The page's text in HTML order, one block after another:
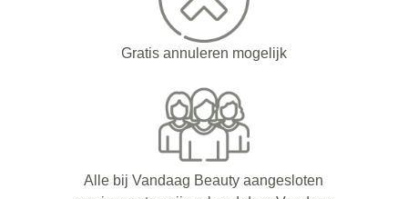
Gratis annuleren mogelijk
Alle bij Vandaag Beauty aangesloten